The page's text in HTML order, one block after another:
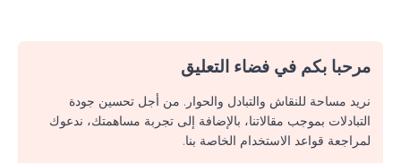
مرحبا بكم في فضاء التعليق
نريد مساحة للنقاش والتبادل والحوار. من أجل تحسين جودة
التبادلات بموجب مقالاتنا، بالإضافة إلى تجربة مساهمتك، ندعوك
لمراجعة قواعد الاستخدام الخاصة بنا.